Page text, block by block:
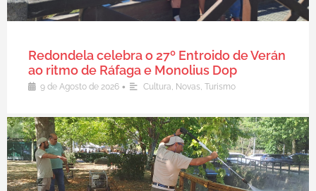
Redondela celebra o 27º Entroido de Verán
ao ritmo de Ráfaga e Monolius Dop
9 de Agosto de 2026 • Cultura Novas Turismo